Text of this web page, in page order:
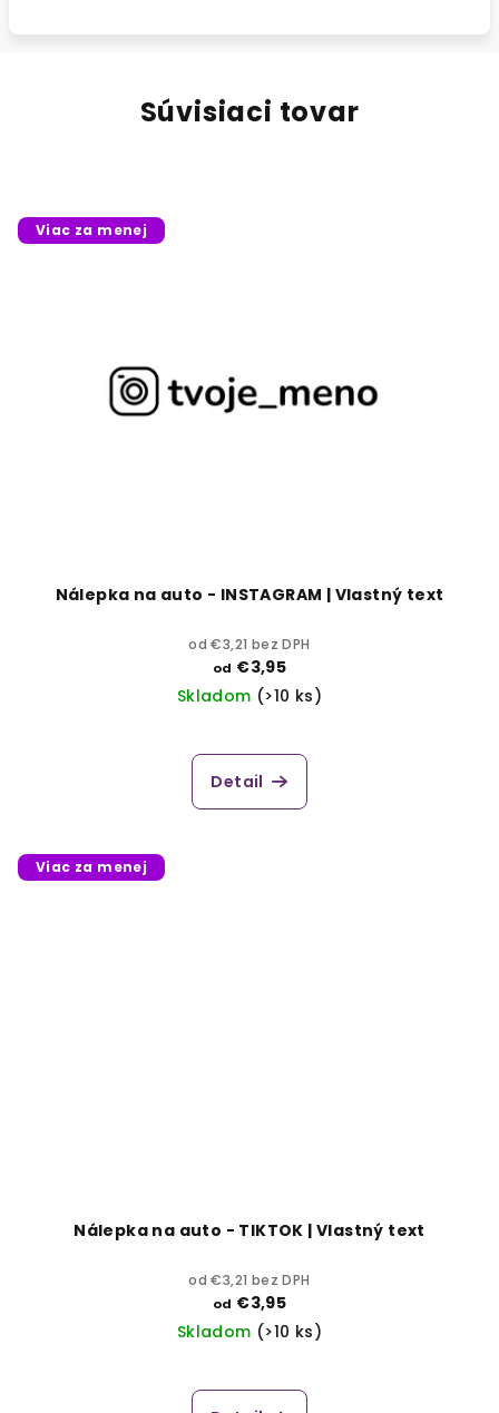
Súvisiaci tovar
Viac za menej
Nálepka na auto - INSTAGRAM | Vlastný text
od €3,21 bez DPH
od €3,95
Skladom (>10 ks)
Detail
Viac za menej
Nálepka na auto - TIKTOK | Vlastný text
od €3,21 bez DPH
od €3,95
Skladom (>10 ks)